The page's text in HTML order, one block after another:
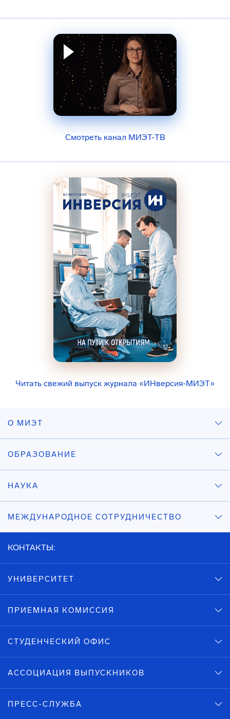
Смотреть канал МИЭТ-ТВ
Читать свежий выпуск журнала «ИНверсия-МИЭТ»
О МИЭТ
ОБРАЗОВАНИЕ
НАУКА
МЕЖДУНАРОДНОЕ СОТРУДНИЧЕСТВО
КОНТАКТЫ:
УНИВЕРСИТЕТ
ПРИЕМНАЯ КОМИССИЯ
СТУДЕНЧЕСКИЙ ОФИС
АССОЦИАЦИЯ ВЫПУСКНИКОВ
ПРЕСС-СЛУЖБА